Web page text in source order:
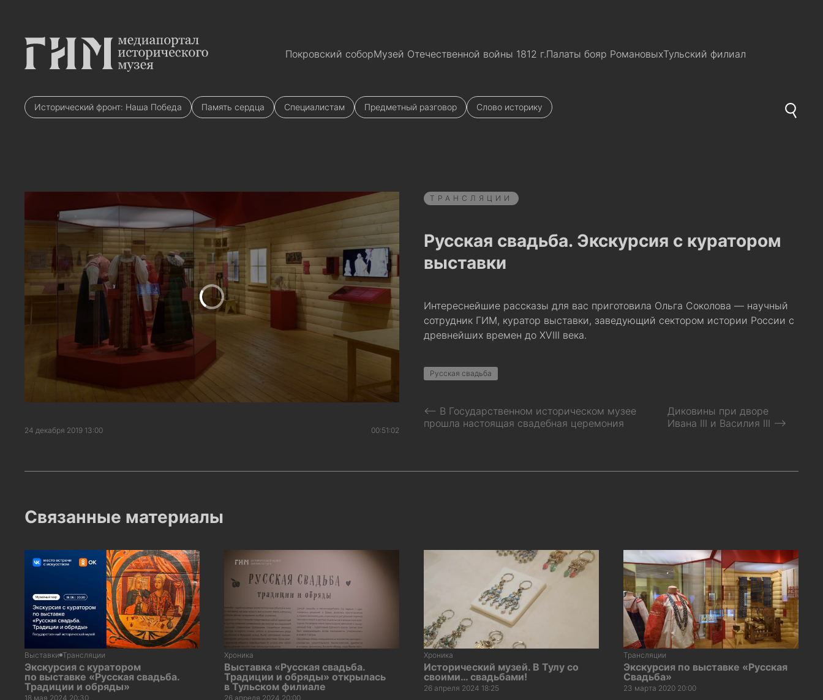
Покровский соборМузей Отечественной войны 1812 г.Палаты бояр РомановыхТульский филиал
Исторический фронт: Наша Победа Память сердца Специалистам Предметный разговор Слово историку
24 декабря 2019 13:00 00:51:02
ТРАНСЛЯЦИИ
Русская свадьба. Экскурсия с куратором
выставки
Интереснейшие рассказы для вас приготовила Ольга Соколова — научный
сотрудник ГИМ, куратор выставки, заведующий сектором истории России с
древнейших времен до XVIII века.
Русская свадьба
⟵ В Государственном историческом музее
прошла настоящая свадебная церемония
Диковины при дворе
Ивана III и Василия III ⟶
Связанные материалы
Выставки Трансляции
Экскурсия с куратором
по выставке «Русская свадьба.
Традиции и обряды»
18 мая 2024 20:30
Хроника
Выставка «Русская свадьба.
Традиции и обряды» открылась
в Тульском филиале
26 апреля 2024 20:00
Хроника
Исторический музей. В Тулу со
своими… свадьбами!
26 апреля 2024 18:25
Трансляции
Экскурсия по выставке «Русская
Свадьба»
23 марта 2020 20:00